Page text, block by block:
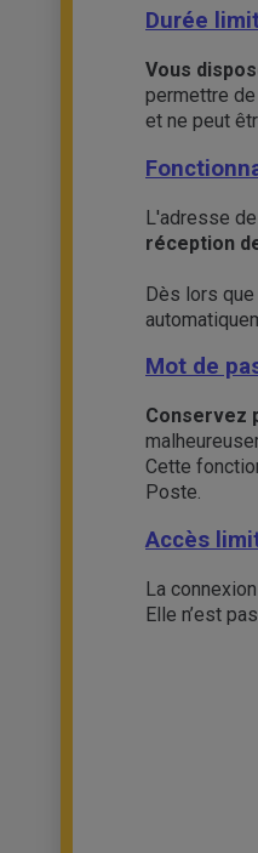
Durée
Vous
permettre
et ne peut
L'adresse
réception
Dès lors
Mot de
Conservez
Cette
Poste.
Accès
La
Elle n’est